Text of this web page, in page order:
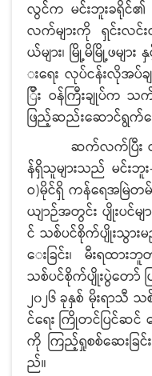
လွင်က မင်းဘူးခရိုင်၏
လက်များကို ရှင်းလ
ယ်များ၊ မြို့မိမြို့ဖမျ
းရေး လုပ်ငန်းလိုအပ်ခ
ြီး ဝန်ကြီးချုပ်က သက်
ဖြည့်ဆည်းဆောင်ရွက်
ဆက်လက်ပြီး တိုင်း
န်ရှိသူများသည် မင်း
ဝ)မိုင်ရှိ ကန်ရေအမြဲတမ်
ယျာဉ်အတွင်း ပျိုးပင်မ
င် သစ်ပင်စိုက်ပျိုးသွာ
ေးခြင်း၊ မီးရထာ
သစ်ပင်စိုက်ပျိုးပွဲတော်
၂၀၂၆ ခုနှစ် မိုးရာသီ
င်ရေး ကြိုတင်ပြင်ဆင်
ကို ကြည့်ရှုစစ်ဆေးခြင်
ည်။